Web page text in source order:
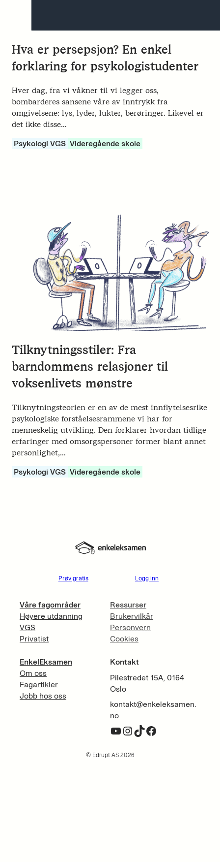
Hva er persepsjon? En enkel
forklaring for psykologistudenter
Hver dag, fra vi våkner til vi legger oss,
bombarderes sansene våre av inntrykk fra
omgivelsene: lys, lyder, lukter, berøringer. Likevel er
det ikke disse…
Psykologi VGS Videregående skole
Tilknytningsstiler: Fra
barndommens relasjoner til
voksenlivets mønstre
Tilknytningsteorien er en av de mest innflytelsesrike
psykologiske forståelsesrammene vi har for
menneskelig utvikling. Den forklarer hvordan tidlige
erfaringer med omsorgspersoner former blant annet
personlighet,…
Psykologi VGS Videregående skole
Prøv gratis Logg inn
Våre fagområder
Høyere utdanning
VGS
Privatist
EnkelEksamen
Om oss
Fagartikler
Jobb hos oss
Ressurser
Brukervilkår
Personvern
Cookies
Kontakt
Pilestredet 15A, 0164
Oslo
kontakt@enkeleksamen.
no
YouTube InstagramTikTok Facebook
© Edrupt AS 2026